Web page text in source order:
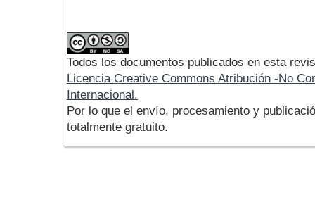
Todos los documentos publicados en esta
Licencia Creative Commons Atribución -No
Internacional.
Por lo que el envío, procesamiento y
totalmente gratuito.